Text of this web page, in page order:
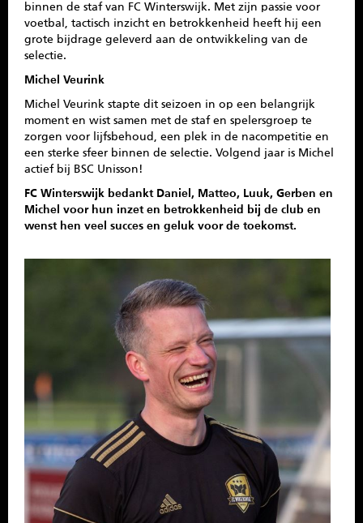
binnen de staf van FC Winterswijk. Met zijn passie voor
voetbal, tactisch inzicht en betrokkenheid heeft hij een
grote bijdrage geleverd aan de ontwikkeling van de
selectie.
Michel Veurink
Michel Veurink stapte dit seizoen in op een belangrijk
moment en wist samen met de staf en spelersgroep te
zorgen voor lijfsbehoud, een plek in de nacompetitie en
een sterke sfeer binnen de selectie. Volgend jaar is Michel
actief bij BSC Unisson!
FC Winterswijk bedankt Daniel, Matteo, Luuk, Gerben en
Michel voor hun inzet en betrokkenheid bij de club en
wenst hen veel succes en geluk voor de toekomst.